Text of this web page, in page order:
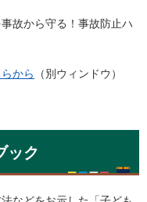
故から守る！事故防止ハ
から （別ウィンドウ）
ック